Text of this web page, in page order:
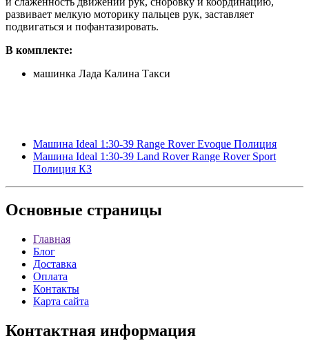
развивает мелкую моторику пальцев рук, заставляет
подвигаться и пофантазировать.
В комплекте:
машинка Лада Калина Такси
Машина Ideal 1:30-39 Range Rover Evoque Полиция
Машина Ideal 1:30-39 Land Rover Range Rover Sport
Полиция КЗ
Основные страницы
Главная
Блог
Доставка
Оплата
Контакты
Карта сайта
Контактная информация